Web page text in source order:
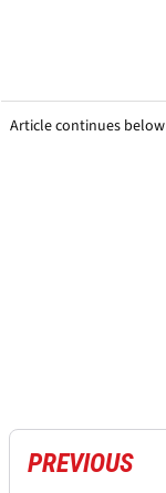
Article continues below
PREVIOUS